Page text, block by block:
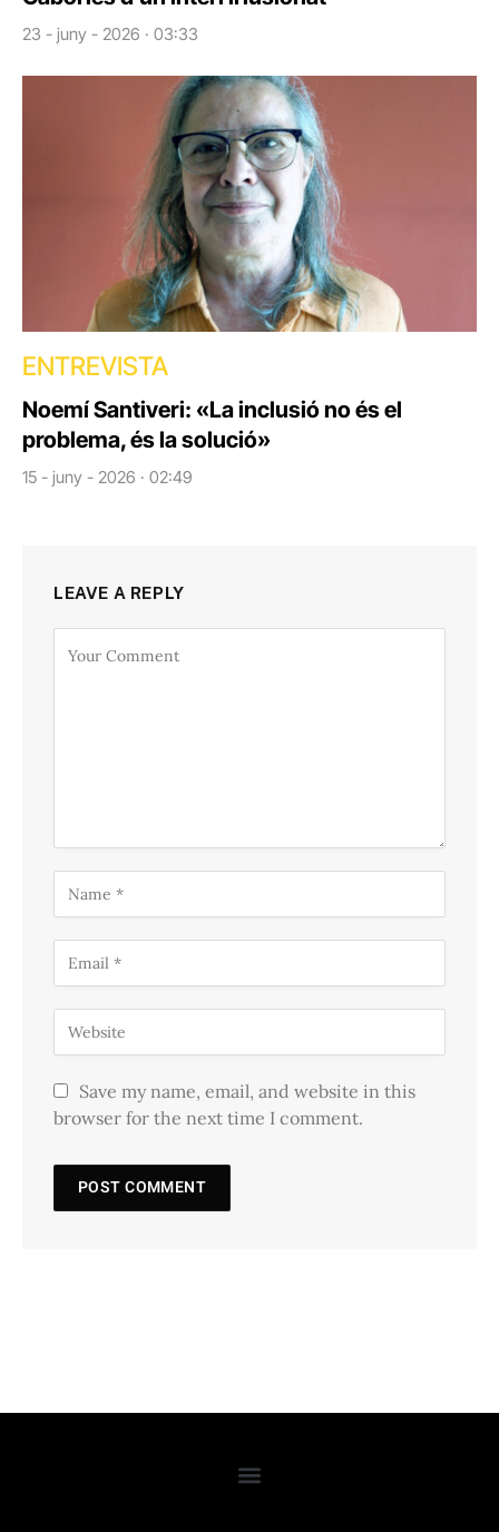
23 - juny - 2026 · 03:33
ENTREVISTA
Noemí Santiveri: «La inclusió no és el
problema, és la solució»
15 - juny - 2026 · 02:49
LEAVE A REPLY
Save my name, email, and website in this
browser for the next time I comment.